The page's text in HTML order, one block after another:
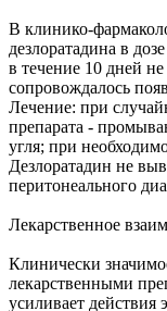
В клинико-
дезлоратадина в
в течение 10 дней
сопровождалось
Лечение: при
препарата -
угля; при
Дезлоратадин не
перитонеального
Лекарственное
Клинически
лекарственными
усиливает